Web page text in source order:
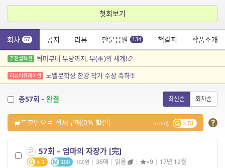
첫회보기
회차 57 공지 리뷰 단문응원 134 책갈피 작품소개
추천셀렉션 퇴마부터 무당까지, 무(巫)의 세계!📿
리뷰어큐레이션 노벨문학상 한강 작가 수상 축하!!!
총57회 - 완결 최신순 회차순
5100 51
골드코인으로 전체구매(0% 할인)
57 57회 – 엄마의 자장가 [完]
1 100 100 | 35매 | 읽음 | ×9 | 17년 12월